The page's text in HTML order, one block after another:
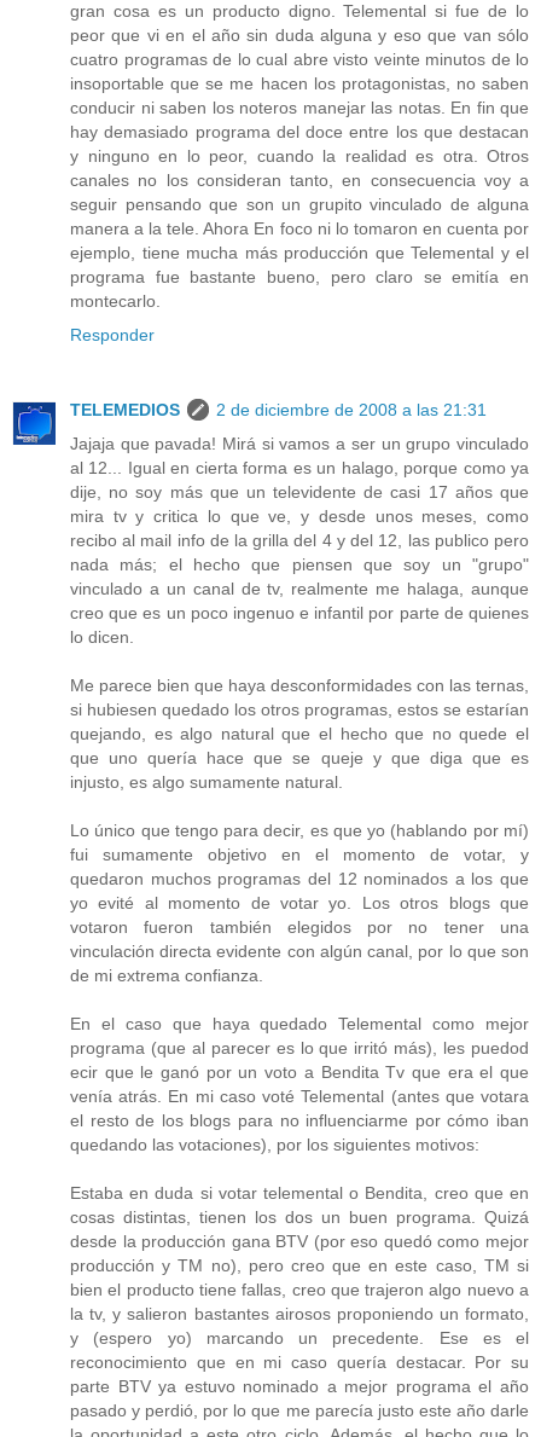
gran cosa es un producto digno. Telemental si fue de lo
peor que vi en el año sin duda alguna y eso que van sólo
cuatro programas de lo cual abre visto veinte minutos de lo
insoportable que se me hacen los protagonistas, no saben
conducir ni saben los noteros manejar las notas. En fin que
hay demasiado programa del doce entre los que destacan
y ninguno en lo peor, cuando la realidad es otra. Otros
canales no los consideran tanto, en consecuencia voy a
seguir pensando que son un grupito vinculado de alguna
manera a la tele. Ahora En foco ni lo tomaron en cuenta por
ejemplo, tiene mucha más producción que Telemental y el
programa fue bastante bueno, pero claro se emitía en
montecarlo.
Responder
TELEMEDIOS
2 de diciembre de 2008 a las 21:31
Jajaja que pavada! Mirá si vamos a ser un grupo vinculado
al 12... Igual en cierta forma es un halago, porque como ya
dije, no soy más que un televidente de casi 17 años que
mira tv y critica lo que ve, y desde unos meses, como
recibo al mail info de la grilla del 4 y del 12, las publico pero
nada más; el hecho que piensen que soy un "grupo"
vinculado a un canal de tv, realmente me halaga, aunque
creo que es un poco ingenuo e infantil por parte de quienes
lo dicen.
Me parece bien que haya desconformidades con las ternas,
si hubiesen quedado los otros programas, estos se estarían
quejando, es algo natural que el hecho que no quede el
que uno quería hace que se queje y que diga que es
injusto, es algo sumamente natural.
Lo único que tengo para decir, es que yo (hablando por mí)
fui sumamente objetivo en el momento de votar, y
quedaron muchos programas del 12 nominados a los que
yo evité al momento de votar yo. Los otros blogs que
votaron fueron también elegidos por no tener una
vinculación directa evidente con algún canal, por lo que son
de mi extrema confianza.
En el caso que haya quedado Telemental como mejor
programa (que al parecer es lo que irritó más), les puedod
ecir que le ganó por un voto a Bendita Tv que era el que
venía atrás. En mi caso voté Telemental (antes que votara
el resto de los blogs para no influenciarme por cómo iban
quedando las votaciones), por los siguientes motivos:
Estaba en duda si votar telemental o Bendita, creo que en
cosas distintas, tienen los dos un buen programa. Quizá
desde la producción gana BTV (por eso quedó como mejor
producción y TM no), pero creo que en este caso, TM si
bien el producto tiene fallas, creo que trajeron algo nuevo a
la tv, y salieron bastantes airosos proponiendo un formato,
y (espero yo) marcando un precedente. Ese es el
reconocimiento que en mi caso quería destacar. Por su
parte BTV ya estuvo nominado a mejor programa el año
pasado y perdió, por lo que me parecía justo este año darle